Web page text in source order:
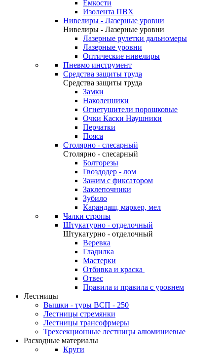
Емкости
Изолента ПВХ
Нивелиры - Лазерные уровни
Нивелиры - Лазерные уровни
Лазерные рулетки дальномеры
Лазерные уровни
Оптические нивелиры
Пневмо инструмент
Средства защиты труда
Средства защиты труда
Замки
Наколенники
Огнетушители порошковые
Очки Каски Наушники
Перчатки
Пояса
Столярно - слесарный
Столярно - слесарный
Болторезы
Гвоздодер - лом
Зажим с фиксатором
Заклепочники
Зубило
Карандаш, маркер, мел
Чалки стропы
Штукатурно - отделочный
Штукатурно - отделочный
Веревка
Гладилка
Мастерки
Отбивка и краска
Отвес
Правила и правила с уровнем
Лестницы
Вышки - туры ВСП - 250
Лестницы стремянки
Лестницы трансофрмеры
Трехсекционные лестницы алюминиевые
Расходные материалы
Круги